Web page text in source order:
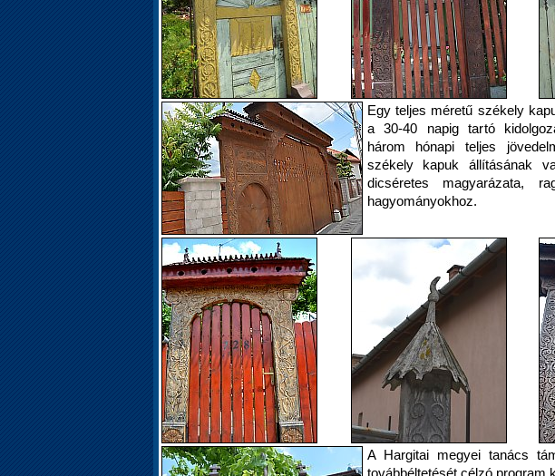
Egy teljes méretű székely
a 30-40 napig tartó
három hónapi teljes
székely kapuk állításának
dicséretes magyarázata,
hagyományokhoz.
A Hargitai megyei tanács
továbbéltetését célzó program